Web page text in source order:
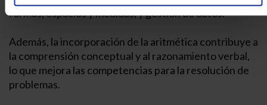
formas, espacios y medidas, y gestión de datos.
Además, la incorporación de la aritmética contribuye a
la comprensión conceptual y al razonamiento verbal,
lo que mejora las competencias para la resolución de
problemas.